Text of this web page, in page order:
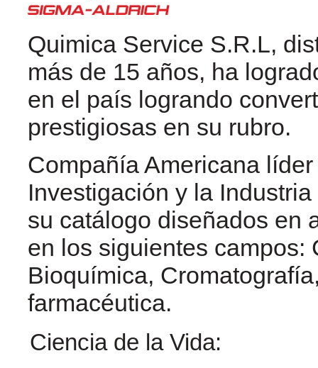
Quimica Service S.R.L,
más de 15 años, ha
en el país logrando
prestigiosas en su rubro.
Compañía Americana
Investigación y la
su catálogo diseñados en
en los siguientes campos:
Bioquímica,
farmacéutica.
Ciencia de la Vida: